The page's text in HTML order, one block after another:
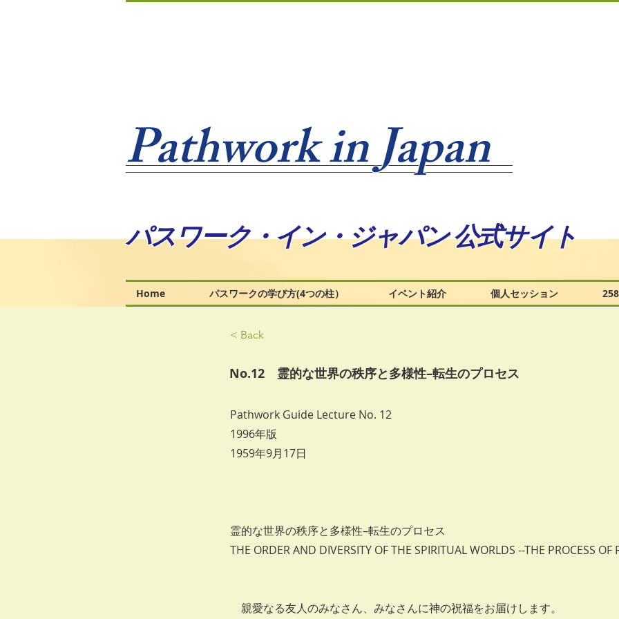
パスワーク・イン・ジャパン 公式サイト
Pathwork in Japan
Home パスワークの学び方(4つの柱） イベント紹介 個人セッション
< Back
No.12 霊的な世界の秩序と多様性–転生のプロセス
Pathwork Guide Lecture No. 12
1996年版
1959年9月17日
霊的な世界の秩序と多様性–転生のプロセス
THE ORDER AND DIVERSITY OF THE SPIRITUAL WORLDS --THE PROCESS
親愛なる友人のみなさん、みなさんに神の祝福をお届けします。